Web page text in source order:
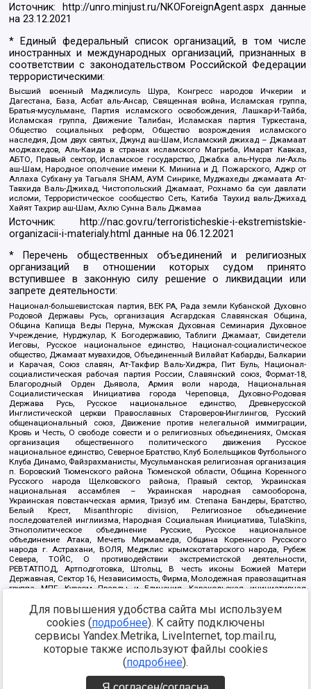
Источник: http://unro.minjust.ru/NKOForeignAgent.aspxданные
на23.12.2021
* Единый федеральный список организаций, в том числе
иностранных и международных организаций, признанных в
соответствии с законодательством Российской Федерации
террористическими:
Высший военный Маджлисуль Шура, Конгресс народов Ичкерии и
Дагестана, База, Асбат аль-Ансар, Священная война, Исламская группа,
Братья-мусульмане, Партия исламского освобождения, Лашкар-И-Тайба,
Исламская группа, Движение Талибан, Исламская партия Туркестана,
Общество социальных реформ, Общество возрождения исламского
наследия, Дом двух святых, Джунд аш-Шам, Исламский джихад – Джамаат
моджахедов, Аль-Каида в странах исламского Магриба, Имарат Кавказ,
АБТО, Правый сектор, Исламское государство, Джабха аль-Нусра ли-Ахль
аш-Шам, Народное ополчение имени К. Минина и Д. Пожарского, Аджр от
Аллаха Субхану уа Тагьаля SHAM, АУМ Синрике, Муджахеды джамаата Ат-
Тавхида Валь-Джихад, Чистопольский Джамаат, Рохнамо ба суи давлати
исломи, Террористическое сообщество Сеть, Катиба Таухид валь-Джихад,
Хайят Тахрир аш-Шам, Ахлю Сунна Валь Джамаа
Источник:
http://nac.gov.ru/terroristicheskie-i-ekstremistskie-
organizacii-i-materialy.html данные на06.12.2021
* Перечень общественных объединений и религиозных
организаций в отношении которых судом принято
вступившее в законную силу решение о ликвидации или
запрете деятельности:
Национал-большевистская партия, ВЕК РА, Рада земли Кубанской Духовно
Родовой Державы Русь, организация Асгардская Славянская Община,
Община Капища Веды Перуна, Мужская Духовная Семинария Духовное
Учреждение, Нурджулар, К Богодержавию, Таблиги Джамаат, Свидетели
Иеговы, Русское национальное единство, Национал-социалистическое
общество, Джамаат мувахидов, Объединенный Вилайат Кабарды, Балкарии
и Карачая, Союз славян, Ат-Такфир Валь-Хиджра, Пит Буль, Национал-
социалистическая рабочая партия России, Славянский союз, Формат-18,
Благородный Орден Дьявола, Армия воли народа, Национальная
Социалистическая Инициатива города Череповца, Духовно-Родовая
Держава Русь, Русское национальное единство, Древнерусской
Инглистической церкви Православных Староверов-Инглингов, Русский
общенациональный союз, Движение против нелегальной иммиграции,
Кровь и Честь, О свободе совести и о религиозных объединениях, Омская
организация общественного политического движения Русское
национальное единство, Северное Братство, Клуб Болельщиков Футбольного
Клуба Динамо, Файзрахманисты, Мусульманская религиозная организация
п. Боровский Тюменского района Тюменской области, Община Коренного
Русского народа Щелковского района, Правый сектор, Украинская
национальная ассамблея – Украинская народная самооборона,
Украинская повстанческая армия, Тризуб им. Степана Бандеры, Братство,
Белый Крест, Misanthropic division, Религиозное объединение
последователей инглиизма, Народная Социальная Инициатива, TulaSkins,
Этнополитическое объединение Русские, Русское национальное
объединение Атака, Мечеть Мирмамеда, Община Коренного Русского
народа г. Астрахани, ВОЛЯ, Меджлис крымскотатарского народа, Рубеж
Севера, ТОЙС, О противодействии экстремистской деятельности,
РЕВТАТПОД, Артподготовка, Штольц, В честь иконы Божией Матери
Державная, Сектор 16, Независимость, Фирма, Молодежная правозащитная
группа МПГ, Курсом Правды и Единения, Каракольская инициативная
Благотворительный пансионат Ак Умут, Русская республика Русь,
Арестантское уголовное единство, Башкорт, Нация и свобода, W.H.С., Фалунь
Дафа, Иртыш Ultras, Русский Патриотический клуб-Новокузнецк/РПК,
Сибирский державный союз, Фонд борьбы с коррупцией, Фонд защиты прав
граждан, Штабы Навального, Совет граждан СССР Прикубанского округа г.
https://minjust.gov.ru/ru/documents/7822/
Для повышения удобства сайта мы используем
cookies (подробнее). К сайту подключены
сервисы Yandex.Metrika, LiveInternet, top.mail.ru,
которые также используют файлы cookies
(подробнее).